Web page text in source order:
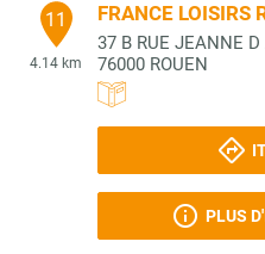
11
4.14 km
FRANCE LOISIRS
37 B RUE JEANNE D
76000 ROUEN
PLUS